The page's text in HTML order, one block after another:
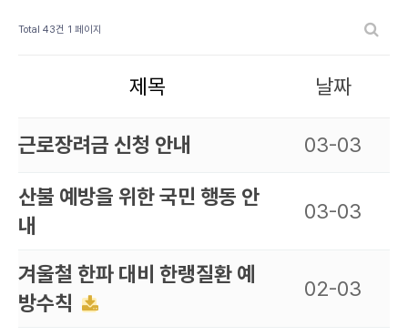
Total 43건 1 페이지
제목 날짜
근로장려금 신청 안내 03-03
산불 예방을 위한 국민 행동 안
내
03-03
겨울철 한파 대비 한랭질환 예
방수칙
02-03